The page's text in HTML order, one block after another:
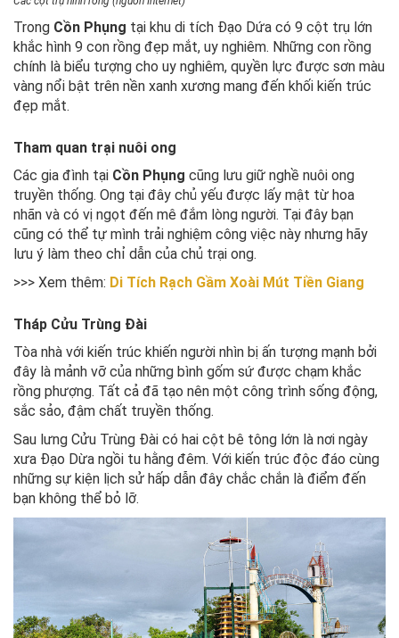
Trong Cồn Phụng tại khu di tích Đạo Dứa có 9 cột trụ lớn
khắc hình 9 con rồng đẹp mắt, uy nghiêm. Những con rồng
chính là biểu tượng cho uy nghiêm, quyền lực được sơn màu
vàng nổi bật trên nền xanh xương mang đến khối kiến trúc
đẹp mắt.
Tham quan trại nuôi ong
Các gia đình tại Cồn Phụng cũng lưu giữ nghề nuôi ong
truyền thống. Ong tại đây chủ yếu được lấy mật từ hoa
nhãn và có vị ngọt đến mê đắm lòng người. Tại đây bạn
cũng có thể tự mình trải nghiệm công việc này nhưng hãy
lưu ý làm theo chỉ dẫn của chủ trại ong.
>>> Xem thêm: Di Tích Rạch Gầm Xoài Mút Tiền Giang
Tháp Cửu Trùng Đài
Tòa nhà với kiến trúc khiến người nhìn bị ấn tượng mạnh bởi
đây là mảnh vỡ của những bình gốm sứ được chạm khắc
rồng phượng. Tất cả đã tạo nên một công trình sống động,
sắc sảo, đậm chất truyền thống.
Sau lưng Cửu Trùng Đài có hai cột bê tông lớn là nơi ngày
xưa Đạo Dừa ngồi tu hằng đêm. Với kiến trúc độc đáo cùng
những sự kiện lịch sử hấp dẫn đây chắc chắn là điểm đến
bạn không thể bỏ lỡ.